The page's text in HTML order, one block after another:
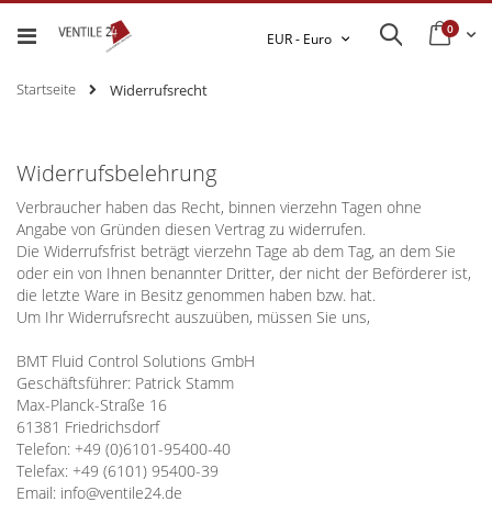
0
Search
Währung
EUR - Euro
Startseite Widerrufsrecht
Widerrufsbelehrung
Verbraucher haben das Recht, binnen vierzehn Tagen ohne
Angabe von Gründen diesen Vertrag zu widerrufen.
Die Widerrufsfrist beträgt vierzehn Tage ab dem Tag, an dem Sie
oder ein von Ihnen benannter Dritter, der nicht der Beförderer ist,
die letzte Ware in Besitz genommen haben bzw. hat.
Um Ihr Widerrufsrecht auszuüben, müssen Sie uns,
BMT Fluid Control Solutions GmbH
Geschäftsführer: Patrick Stamm
Max-Planck-Straße 16
61381 Friedrichsdorf
Telefon: +49 (0)6101-95400-40
Telefax: +49 (6101) 95400-39
Email: info@ventile24.de